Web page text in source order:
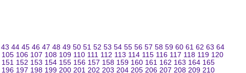
43 44 45 46 47 48 49 50 51 52 53 54 55 56 57 58 59 60 61 62 63 64
105 106 107 108 109 110 111 112 113 114 115 116 117 118 119 120
151 152 153 154 155 156 157 158 159 160 161 162 163 164 165
196 197 198 199 200 201 202 203 204 205 206 207 208 209 210